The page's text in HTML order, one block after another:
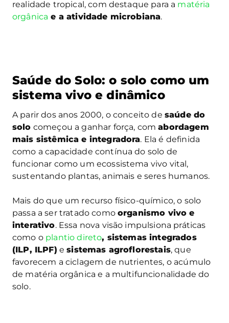
realidade tropical, com destaque para a matéria
orgânica e a atividade microbiana.
Saúde do Solo: o solo como um
sistema vivo e dinâmico
A parir dos anos 2000, o conceito de saúde do
solo começou a ganhar força, comabordagem
mais sistêmica e integradora. Ela é definida
como a capacidade contínua do solo de
funcionar como um ecossistema vivo vital,
sustentando plantas, animais e seres humanos.
Mais do que um recurso físico-químico, o solo
passa a ser tratado comoorganismo vivo e
interativo. Essa nova visão impulsiona práticas
como o plantio direto, sistemas integrados
(ILP, ILPF) esistemas agroflorestais, que
favorecem a ciclagem de nutrientes, o acúmulo
de matéria orgânica e a multifuncionalidade do
solo.